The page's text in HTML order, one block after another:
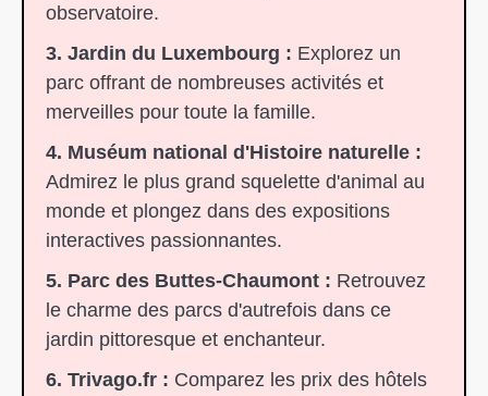
observatoire.
3. Jardin du Luxembourg : Explorez un
parc offrant de nombreuses activités et
merveilles pour toute la famille.
4. Muséum national d'Histoire naturelle :
Admirez le plus grand squelette d'animal au
monde et plongez dans des expositions
interactives passionnantes.
5. Parc des Buttes-Chaumont : Retrouvez
le charme des parcs d'autrefois dans ce
jardin pittoresque et enchanteur.
6. Trivago.fr : Comparez les prix des hôtels